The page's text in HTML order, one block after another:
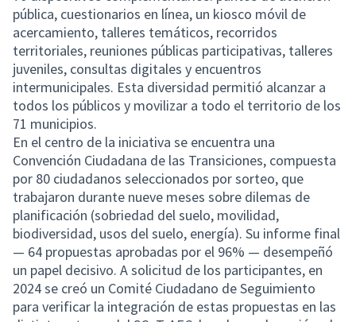
pública, cuestionarios en línea, un kiosco móvil de
acercamiento, talleres temáticos, recorridos
territoriales, reuniones públicas participativas, talleres
juveniles, consultas digitales y encuentros
intermunicipales. Esta diversidad permitió alcanzar a
todos los públicos y movilizar a todo el territorio de los
71 municipios.
En el centro de la iniciativa se encuentra una
Convención Ciudadana de las Transiciones, compuesta
por 80 ciudadanos seleccionados por sorteo, que
trabajaron durante nueve meses sobre dilemas de
planificación (sobriedad del suelo, movilidad,
biodiversidad, usos del suelo, energía). Su informe final
— 64 propuestas aprobadas por el 96% — desempeñó
un papel decisivo. A solicitud de los participantes, en
2024 se creó un Comité Ciudadano de Seguimiento
para verificar la integración de estas propuestas en las